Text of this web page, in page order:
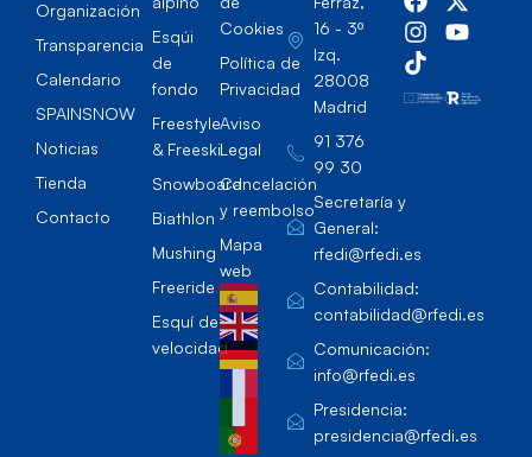
Organización
Transparencia
Calendario
SPAINSNOW
Noticias
Tienda
Contacto
Esqúi
de
fondo
Freestyle
& Freeski
Snowboard
Biathlon
Mushing
Freeride
Esquí de
velocidad
Cookies
Política de
Privacidad
Aviso
Legal
Cancelación
y reembolso
Mapa
web
16 - 3º
Izq.
28008
Madrid
91 376
99 30
Secretaría y
General:
rfedi@rfedi.es
Contabilidad:
contabilidad@rfedi.es
Comunicación:
info@rfedi.es
Presidencia:
presidencia@rfedi.es